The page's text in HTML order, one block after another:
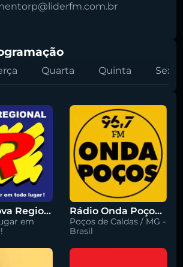
Quarta Quinta Sexta
Rádio Nova Regional 91.5 FM
em
Rádio Onda Poços 96.7 FM
Poços de Caldas / MG -
Brasil